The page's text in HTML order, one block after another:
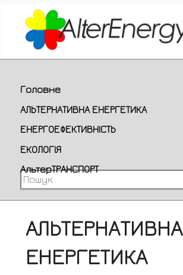
Головне
АЛЬТЕРНАТИВНА ЕНЕРГЕТИКА
ЕНЕРГОЕФЕКТИВНІСТЬ
ЕКОЛОГІЯ
АльтерТРАНСПОРТ
Пошук...
АЛЬТЕРНАТИВНА
ЕНЕРГЕТИКА